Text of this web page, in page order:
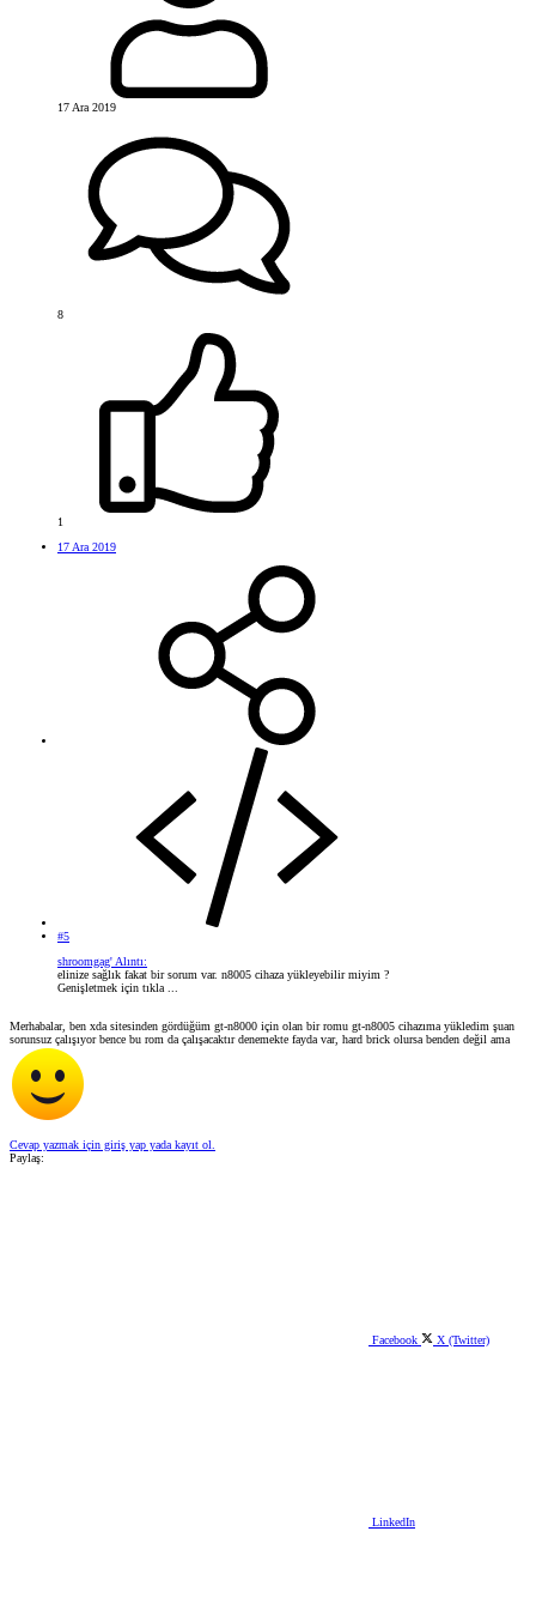
17 Ara 2019
8
1
17 Ara 2019
#5
shroomgag' Alıntı:
elinize sağlık fakat bir sorum var. n8005 cihaza yükleyebilir miyim ?
Genişletmek için tıkla ...
Merhabalar, ben xda sitesinden gördüğüm gt-n8000 için olan bir romu gt-n8005 cihazıma yükledim şuan
sorunsuz çalışıyor bence bu rom da çalışacaktır denemekte fayda var, hard brick olursa benden değil ama
Cevap yazmak için giriş yap yada kayıt ol.
Paylaş:
Facebook X (Twitter)
LinkedIn